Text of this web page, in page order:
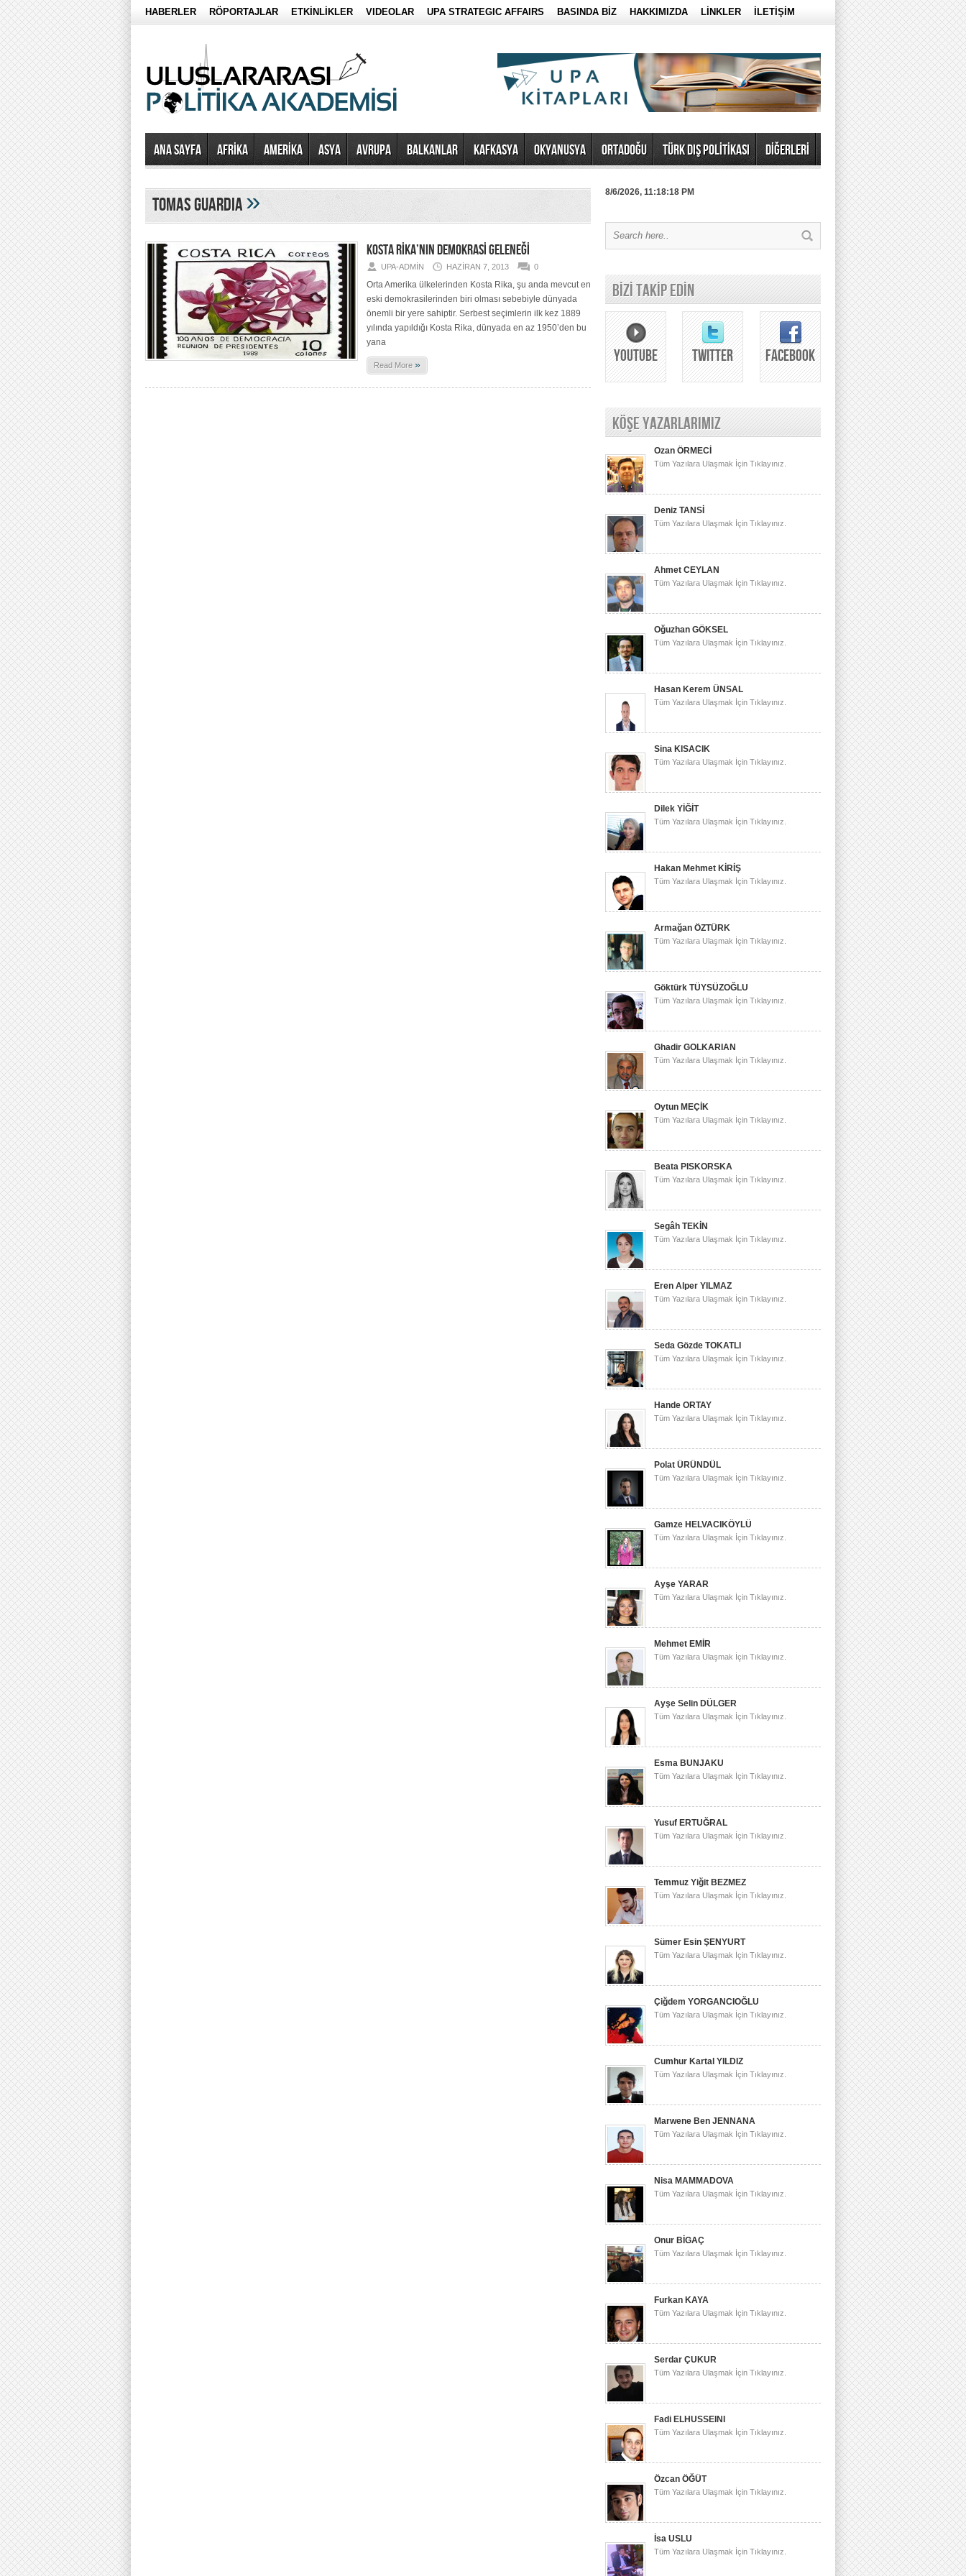
HABERLER RÖPORTAJLAR ETKİNLİKLER VIDEOLAR UPA STRATEGIC AFFAIRS BASINDA BİZ HAKKIMIZDA LİNKLER İLETİŞİM
Ana Sayfa AFRİKA AMERİKA ASYA AVRUPA BALKANLAR KAFKASYA OKYANUSYA ORTADOĞU TÜRK DIŞ POLİTİKASI DİĞERLERİ
Tomas Guardia»
KOSTA RİKA’NIN DEMOKRASİ GELENEĞİ
UPA-ADMIN HAZIRAN 7, 2013 0
Orta Amerika ülkelerinden Kosta Rika, şu anda mevcut en
eski demokrasilerinden biri olması sebebiyle dünyada
önemli bir yere sahiptir. Serbest seçimlerin ilk kez 1889
yılında yapıldığı Kosta Rika, dünyada en az 1950’den bu
yana
Read More »
8/6/2026, 11:18:18 PM
BİZİ TAKİP EDİN
YOUTUBE TWITTER FACEBOOK
KÖŞE YAZARLARIMIZ
Ozan ÖRMECİ
Tüm Yazılara Ulaşmak İçin Tıklayınız.
Deniz TANSİ
Tüm Yazılara Ulaşmak İçin Tıklayınız.
Ahmet CEYLAN
Tüm Yazılara Ulaşmak İçin Tıklayınız.
Oğuzhan GÖKSEL
Tüm Yazılara Ulaşmak İçin Tıklayınız.
Hasan Kerem ÜNSAL
Tüm Yazılara Ulaşmak İçin Tıklayınız.
Sina KISACIK
Tüm Yazılara Ulaşmak İçin Tıklayınız.
Dilek YİĞİT
Tüm Yazılara Ulaşmak İçin Tıklayınız.
Hakan Mehmet KİRİŞ
Tüm Yazılara Ulaşmak İçin Tıklayınız.
Armağan ÖZTÜRK
Tüm Yazılara Ulaşmak İçin Tıklayınız.
Göktürk TÜYSÜZOĞLU
Tüm Yazılara Ulaşmak İçin Tıklayınız.
Ghadir GOLKARIAN
Tüm Yazılara Ulaşmak İçin Tıklayınız.
Oytun MEÇİK
Tüm Yazılara Ulaşmak İçin Tıklayınız.
Beata PISKORSKA
Tüm Yazılara Ulaşmak İçin Tıklayınız.
Segâh TEKİN
Tüm Yazılara Ulaşmak İçin Tıklayınız.
Eren Alper YILMAZ
Tüm Yazılara Ulaşmak İçin Tıklayınız.
Seda Gözde TOKATLI
Tüm Yazılara Ulaşmak İçin Tıklayınız.
Hande ORTAY
Tüm Yazılara Ulaşmak İçin Tıklayınız.
Polat ÜRÜNDÜL
Tüm Yazılara Ulaşmak İçin Tıklayınız.
Gamze HELVACIKÖYLÜ
Tüm Yazılara Ulaşmak İçin Tıklayınız.
Ayşe YARAR
Tüm Yazılara Ulaşmak İçin Tıklayınız.
Mehmet EMİR
Tüm Yazılara Ulaşmak İçin Tıklayınız.
Ayşe Selin DÜLGER
Tüm Yazılara Ulaşmak İçin Tıklayınız.
Esma BUNJAKU
Tüm Yazılara Ulaşmak İçin Tıklayınız.
Yusuf ERTUĞRAL
Tüm Yazılara Ulaşmak İçin Tıklayınız.
Temmuz Yiğit BEZMEZ
Tüm Yazılara Ulaşmak İçin Tıklayınız.
Sümer Esin ŞENYURT
Tüm Yazılara Ulaşmak İçin Tıklayınız.
Çiğdem YORGANCIOĞLU
Tüm Yazılara Ulaşmak İçin Tıklayınız.
Cumhur Kartal YILDIZ
Tüm Yazılara Ulaşmak İçin Tıklayınız.
Marwene Ben JENNANA
Tüm Yazılara Ulaşmak İçin Tıklayınız.
Nisa MAMMADOVA
Tüm Yazılara Ulaşmak İçin Tıklayınız.
Onur BİGAÇ
Tüm Yazılara Ulaşmak İçin Tıklayınız.
Furkan KAYA
Tüm Yazılara Ulaşmak İçin Tıklayınız.
Serdar ÇUKUR
Tüm Yazılara Ulaşmak İçin Tıklayınız.
Fadi ELHUSSEINI
Tüm Yazılara Ulaşmak İçin Tıklayınız.
Özcan ÖĞÜT
Tüm Yazılara Ulaşmak İçin Tıklayınız.
İsa USLU
Tüm Yazılara Ulaşmak İçin Tıklayınız.